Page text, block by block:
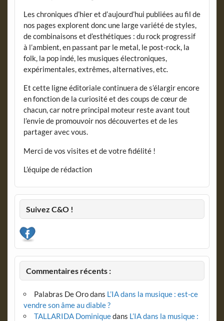
Les chroniques d’hier et d’aujourd’hui publiées au fil de
nos pages explorent donc une large variété de styles,
de combinaisons et d’esthétiques : du rock progressif
à l’ambient, en passant par le metal, le post-rock, la
folk, la pop indé, les musiques électroniques,
expérimentales, extrêmes, alternatives, etc.
Et cette ligne éditoriale continuera de s’élargir encore
en fonction de la curiosité et des coups de cœur de
chacun, car notre principal moteur reste avant tout
l’envie de promouvoir nos découvertes et de les
partager avec vous.
Merci de vos visites et de votre fidélité !
L’équipe de rédaction
Suivez C&O !
Commentaires récents :
Palabras De Orodans L’IA dans la musique : est-ce
vendre son âme au diable ?
TALLARIDA Dominiquedans L’IA dans la musique :